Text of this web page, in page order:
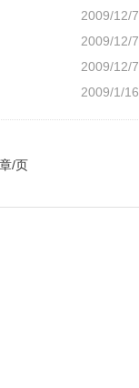
2009/12/7
2009/12/7
2009/12/7
2009/1/16
/页